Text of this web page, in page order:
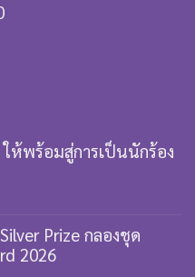
ให้พร้อมสู่การเป็นนักร้อง
Prize กลองชุด
2026